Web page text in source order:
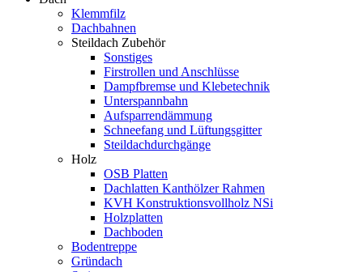
Klemmfilz
Dachbahnen
Steildach Zubehör
Sonstiges
Firstrollen und Anschlüsse
Dampfbremse und Klebetechnik
Unterspannbahn
Aufsparrendämmung
Schneefang und Lüftungsgitter
Steildachdurchgänge
Holz
OSB Platten
Dachlatten Kanthölzer Rahmen
KVH Konstruktionsvollholz NSi
Holzplatten
Dachboden
Bodentreppe
Gründach